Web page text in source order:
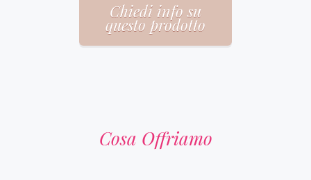
Chiedi info su
questo prodotto
Cosa Offriamo